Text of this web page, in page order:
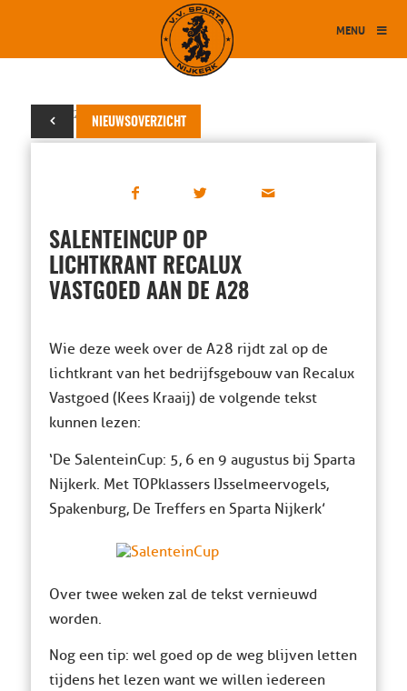
MENU
NIEUWSOVERZICHT
27 juni 2014
SALENTEINCUP OP
LICHTKRANT RECALUX
VASTGOED AAN DE A28
Wie deze week over de A28 rijdt zal op de
lichtkrant van het bedrijfsgebouw van Recalux
Vastgoed (Kees Kraaij) de volgende tekst
kunnen lezen:
‘De SalenteinCup: 5, 6 en 9 augustus bij Sparta
Nijkerk. Met TOPklassers IJsselmeervogels,
Spakenburg, De Treffers en Sparta Nijkerk’
Over twee weken zal de tekst vernieuwd
worden.
Nog een tip: wel goed op de weg blijven letten
tijdens het lezen want we willen iedereen